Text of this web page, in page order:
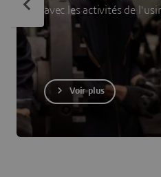
avec les activités de
Voir plus